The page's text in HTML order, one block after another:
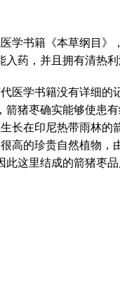
学书籍《本草纲目》
入药，并且拥有清热
医学书籍没有详细的
箭猪枣确实能够使患
长在印尼热带雨林的
高的珍贵自然植物，
此这里结成的箭猪枣